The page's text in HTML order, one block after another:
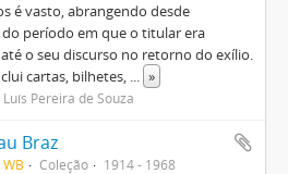
é vasto, abrangendo desde
período em que o titular era
o seu discurso no retorno do exílio.
cartas, bilhetes, ... »
Pereira de Souza
Braz
WB Coleção 1914 - 1968